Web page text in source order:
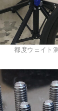
都度ウェイト